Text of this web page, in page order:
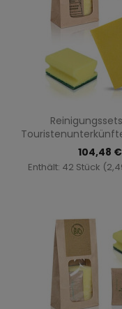

104,48 €
Enthält: 42 Stück